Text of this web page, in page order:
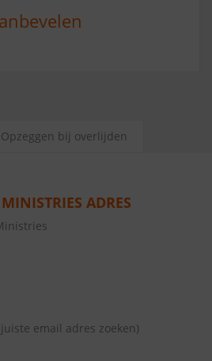
Opzeggen bij overlijden
ADRES
email adres zoeken)